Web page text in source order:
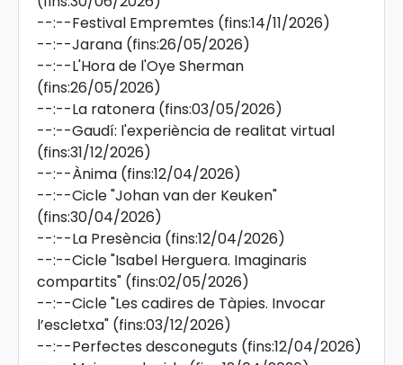
--:--Festival Empremtes (fins:14/11/2026)
--:--Jarana (fins:26/05/2026)
--:--L'Hora de l'Oye Sherman
(fins:26/05/2026)
--:--La ratonera (fins:03/05/2026)
--:--Gaudí: l'experiència de realitat virtual
(fins:31/12/2026)
--:--Ànima (fins:12/04/2026)
--:--Cicle "Johan van der Keuken"
(fins:30/04/2026)
--:--La Presència (fins:12/04/2026)
--:--Cicle "Isabel Herguera. Imaginaris
compartits" (fins:02/05/2026)
--:--Cicle "Les cadires de Tàpies. Invocar
l’escletxa" (fins:03/12/2026)
--:--Perfectes desconeguts (fins:12/04/2026)